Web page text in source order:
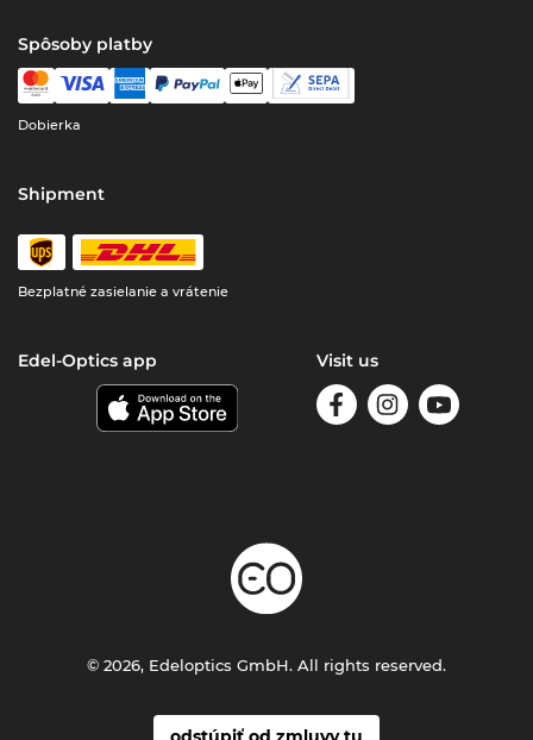
Spôsoby platby
Dobierka
Shipment
Bezplatné zasielanie a vrátenie
Edel-Optics app Visit us
© 2026, Edeloptics GmbH. All rights reserved.